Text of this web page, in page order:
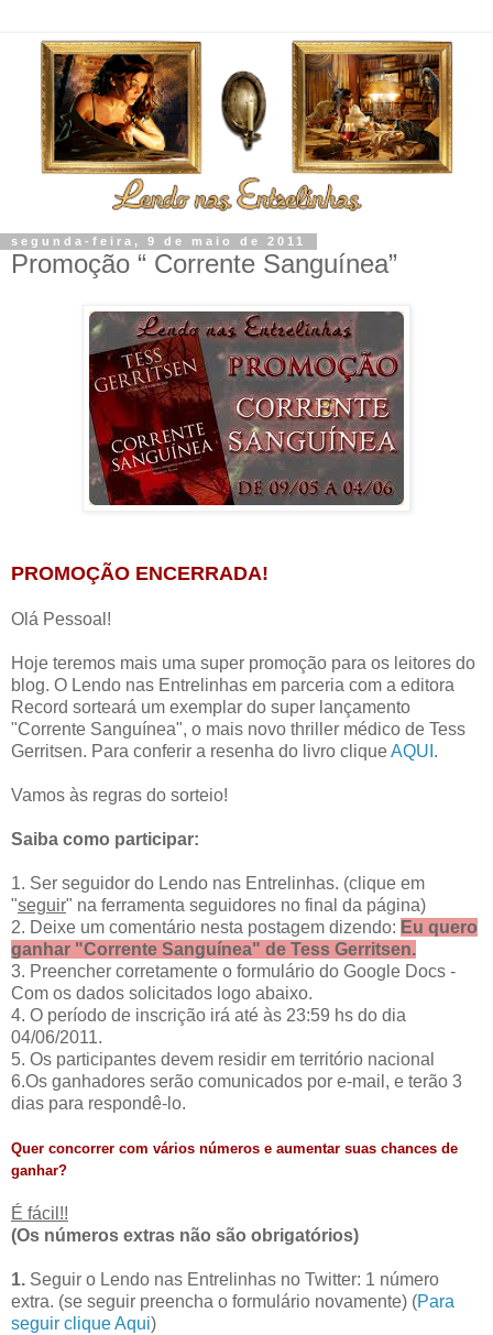
segunda-feira, 9 de maio de 2011
Promoção “ Corrente Sanguínea”
PROMOÇÃO ENCERRADA!
Olá Pessoal!
Hoje teremos mais uma super promoção para os leitores do
blog. O Lendo nas Entrelinhas em parceria com a editora
Record sorteará um exemplar do super lançamento
"Corrente Sanguínea", o mais novo thriller médico de Tess
Gerritsen. Para conferir a resenha do livro cliqueAQUI .
Vamos às regras do sorteio!
Saiba como participar:
1. Ser seguidor do Lendo nas Entrelinhas. (clique em
"seguir" na ferramenta seguidores no final da página)
2. Deixe um comentário nesta postagem dizendo: Eu quero
ganhar "Corrente Sanguínea" de Tess Gerritsen.
3. Preencher corretamente o formulário do Google Docs -
Com os dados solicitados logo abaixo.
4. O período de inscrição irá até às 23:59 hs do dia
04/06/2011.
5. Os participantes devem residir em território nacional
6.Os ganhadores serão comunicados por e-mail, e terão 3
dias para respondê-lo.
Quer concorrer com vários números e aumentar suas chances de
ganhar?
É fácil!!
(Os números extras não são obrigatórios)
1. Seguir o Lendo nas Entrelinhas no Twitter: 1 número
extra. (se seguir preencha o formulário novamente) (Para
seguir clique Aqui)